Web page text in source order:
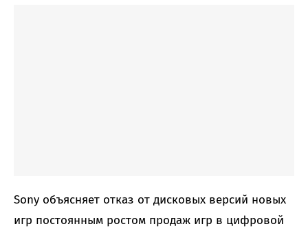
Sony объясняет отказ от дисковых версий новых
игр постоянным ростом продаж игр в цифровой